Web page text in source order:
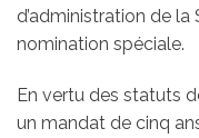
d’administration de la
nomination spéciale.
En vertu des statuts
un mandat de cinq